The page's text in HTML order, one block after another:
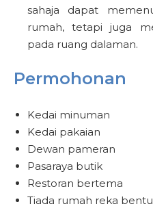
sahaja dapat
rumah, tetapi juga
pada ruang dalaman.
Permohonan
Kedai minuman
Kedai pakaian
Dewan pameran
Pasaraya butik
Restoran bertema
Tiada rumah reka